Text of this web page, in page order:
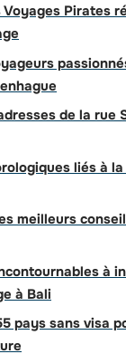
Pirates
de la rue
liés à
meilleurs
à
à Bali
pays sans visa